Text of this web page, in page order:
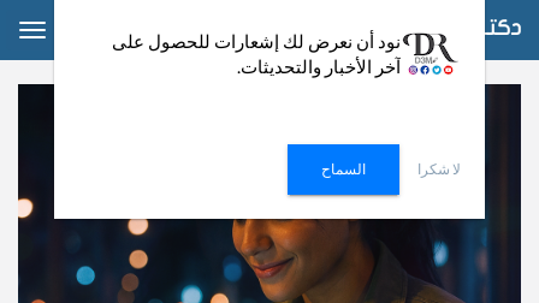
دكتور دعم
نود أن نعرض لك إشعارات للحصول على
آخر الأخبار والتحديثات.
لا شكرا السماح